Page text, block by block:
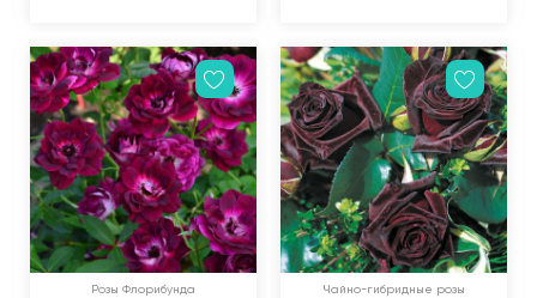
Розы Флорибунда Чайно-гибридные розы